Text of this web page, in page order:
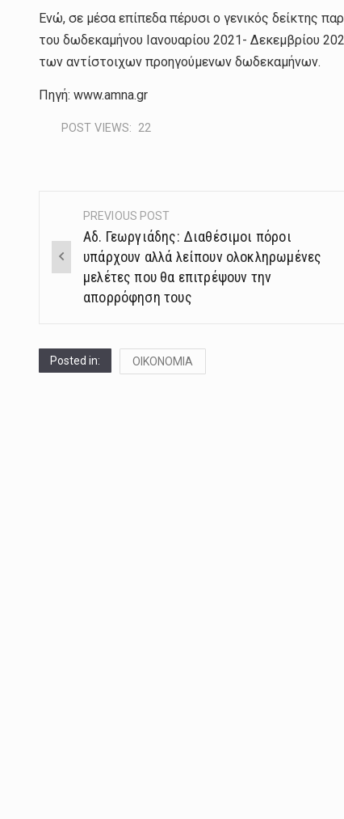
Ενώ, σε μέσα επίπεδα πέρυσι ο γενικός δείκτης
του δωδεκαμήνου Ιανουαρίου 2021- Δεκεμβρίου
των αντίστοιχων προηγούμενων δωδεκαμήνων.
Πηγή: www.amna.gr
POST VIEWS: 22
Post
navigation
PREVIOUS POST
Αδ. Γεωργιάδης: Διαθέσιμοι πόροι
υπάρχουν αλλά λείπουν ολοκληρωμένες
μελέτες που θα επιτρέψουν την
απορρόφηση τους
Posted in: ΟΙΚΟΝΟΜΙΑ